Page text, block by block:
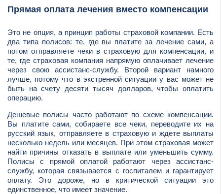
Прямая оплата лечения вместо компенсации
Это не опция, а принцип работы страховой компании. Есть
два типа полисов: те, где вы платите за лечение сами, а
потом отправляете чеки в страховую для компенсации, и
те, где страховая компания напрямую оплачивает лечение
через свою ассистанс-службу. Второй вариант намного
лучше, потому что в экстренной ситуации у вас может не
быть на счету десяти тысяч долларов, чтобы оплатить
операцию.
Дешевые полисы часто работают по схеме компенсации.
Вы платите сами, собираете все чеки, переводите их на
русский язык, отправляете в страховую и ждете выплаты
несколько недель или месяцев. При этом страховая может
найти причины отказать в выплате или уменьшить сумму.
Полисы с прямой оплатой работают через ассистанс-
службу, которая связывается с госпиталем и гарантирует
оплату. Это дороже, но в критической ситуации это
единственное, что имеет значение.